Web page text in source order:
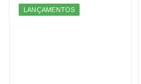
LANÇAMENTOS